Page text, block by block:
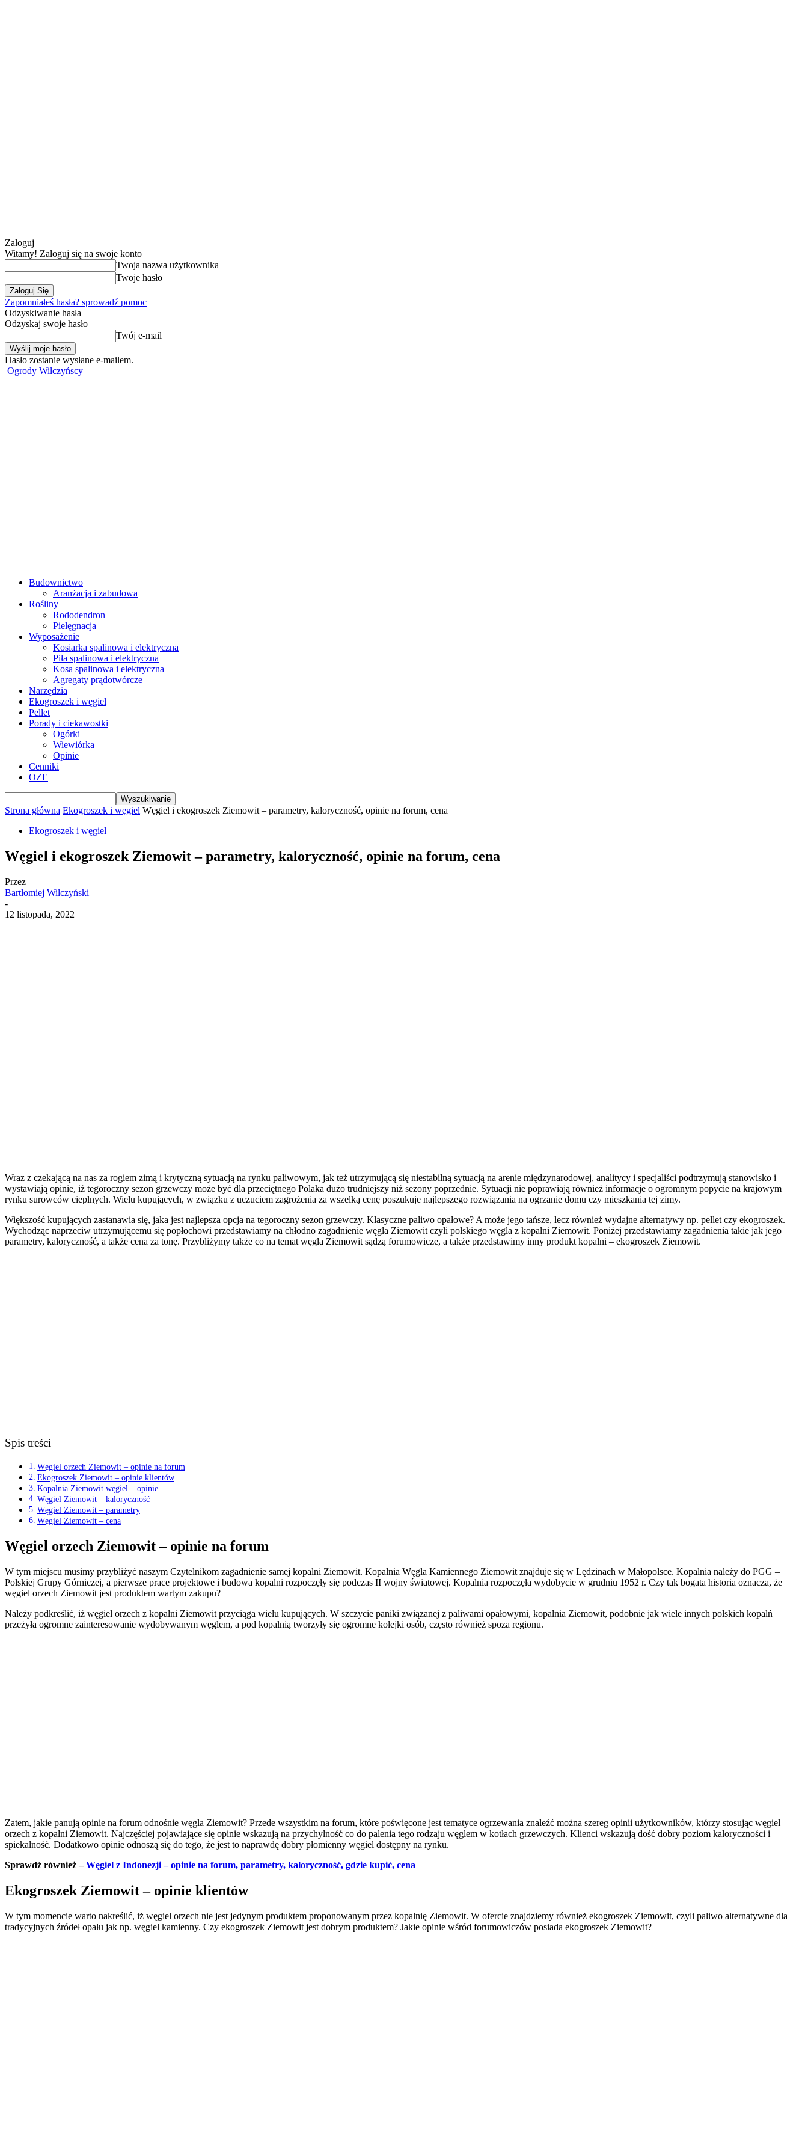
Zaloguj
Witamy! Zaloguj się na swoje konto
Twoja nazwa użytkownika
Twoje hasło
Zapomniałeś hasła? sprowadź pomoc
Odzyskiwanie hasła
Odzyskaj swoje hasło
Twój e-mail
Hasło zostanie wysłane e-mailem.
Ogrody Wilczyńscy
Budownictwo
Aranżacja i zabudowa
Rośliny
Rododendron
Pielęgnacja
Wyposażenie
Kosiarka spalinowa i elektryczna
Piła spalinowa i elektryczna
Kosa spalinowa i elektryczna
Agregaty prądotwórcze
Narzędzia
Ekogroszek i węgiel
Pellet
Porady i ciekawostki
Ogórki
Wiewiórka
Opinie
Cenniki
OZE
Strona główna Ekogroszek i węgiel Węgiel i ekogroszek Ziemowit – parametry, kaloryczność, opinie na forum, cena
Ekogroszek i węgiel
Węgiel i ekogroszek Ziemowit – parametry, kaloryczność, opinie na forum, cena
Przez
Bartłomiej Wilczyński
-
12 listopada, 2022
Wraz z czekającą na nas za rogiem zimą i krytyczną sytuacją na rynku paliwowym, jak też utrzymującą się niestabilną sytuacją na arenie międzynarodowej, analitycy i specjaliści podtrzymują stanowisko i
wystawiają opinie, iż tegoroczny sezon grzewczy może być dla przeciętnego Polaka dużo trudniejszy niż sezony poprzednie. Sytuacji nie poprawiają również informacje o ogromnym popycie na krajowym
rynku surowców cieplnych. Wielu kupujących, w związku z uczuciem zagrożenia za wszelką cenę poszukuje najlepszego rozwiązania na ogrzanie domu czy mieszkania tej zimy.
Większość kupujących zastanawia się, jaka jest najlepsza opcja na tegoroczny sezon grzewczy. Klasyczne paliwo opałowe? A może jego tańsze, lecz również wydajne alternatywy np. pellet czy ekogroszek.
Wychodząc naprzeciw utrzymującemu się popłochowi przedstawiamy na chłodno zagadnienie węgla Ziemowit czyli polskiego węgla z kopalni Ziemowit. Poniżej przedstawiamy zagadnienia takie jak jego
parametry, kaloryczność, a także cena za tonę. Przybliżymy także co na temat węgla Ziemowit sądzą forumowicze, a także przedstawimy inny produkt kopalni – ekogroszek Ziemowit.
Spis treści
Węgiel orzech Ziemowit – opinie na forum
Ekogroszek Ziemowit – opinie klientów
Kopalnia Ziemowit węgiel – opinie
Węgiel Ziemowit – kaloryczność
Węgiel Ziemowit – parametry
Węgiel Ziemowit – cena
Węgiel orzech Ziemowit – opinie na forum
W tym miejscu musimy przybliżyć naszym Czytelnikom zagadnienie samej kopalni Ziemowit. Kopalnia Węgla Kamiennego Ziemowit znajduje się w Lędzinach w Małopolsce. Kopalnia należy do PGG –
Polskiej Grupy Górniczej, a pierwsze prace projektowe i budowa kopalni rozpoczęły się podczas II wojny światowej. Kopalnia rozpoczęła wydobycie w grudniu 1952 r. Czy tak bogata historia oznacza, że
węgiel orzech Ziemowit jest produktem wartym zakupu?
Należy podkreślić, iż węgiel orzech z kopalni Ziemowit przyciąga wielu kupujących. W szczycie paniki związanej z paliwami opałowymi, kopalnia Ziemowit, podobnie jak wiele innych polskich kopalń
przeżyła ogromne zainteresowanie wydobywanym węglem, a pod kopalnią tworzyły się ogromne kolejki osób, często również spoza regionu.
Zatem, jakie panują opinie na forum odnośnie węgla Ziemowit? Przede wszystkim na forum, które poświęcone jest tematyce ogrzewania znaleźć można szereg opinii użytkowników, którzy stosując węgiel
orzech z kopalni Ziemowit. Najczęściej pojawiające się opinie wskazują na przychylność co do palenia tego rodzaju węglem w kotłach grzewczych. Klienci wskazują dość dobry poziom kaloryczności i
spiekalność. Dodatkowo opinie odnoszą się do tego, że jest to naprawdę dobry płomienny węgiel dostępny na rynku.
Sprawdź również –Węgiel z Indonezji – opinie na forum, parametry, kaloryczność, gdzie kupić, cena
Ekogroszek Ziemowit – opinie klientów
W tym momencie warto nakreślić, iż węgiel orzech nie jest jedynym produktem proponowanym przez kopalnię Ziemowit. W ofercie znajdziemy również ekogroszek Ziemowit, czyli paliwo alternatywne dla
tradycyjnych źródeł opału jak np. węgiel kamienny. Czy ekogroszek Ziemowit jest dobrym produktem? Jakie opinie wśród forumowiczów posiada ekogroszek Ziemowit?